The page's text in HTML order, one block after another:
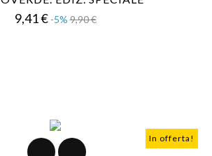
9,41 € Prezzo
-5% 9,90 €Prezzo
In offerta!